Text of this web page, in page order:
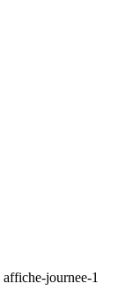
affiche-journee-1